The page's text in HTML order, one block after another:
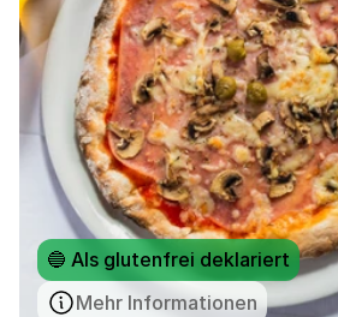
🔵 Als glutenfrei deklariert
Mehr Informationen